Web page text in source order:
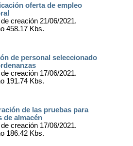
oferta de empleo
creación 21/06/2021.
458.17 Kbs.
de personal seleccionado
creación 17/06/2021.
191.74 Kbs.
de las pruebas para
de almacén
creación 17/06/2021.
186.42 Kbs.